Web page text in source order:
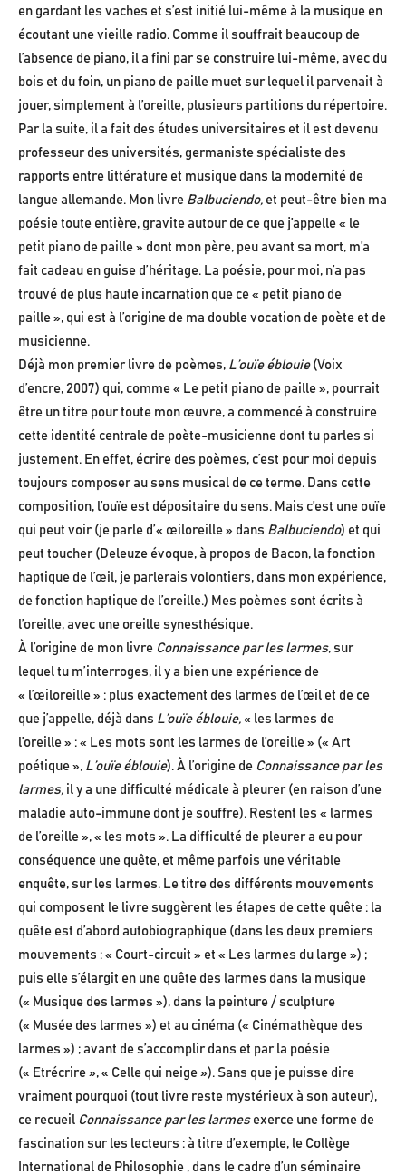
en gardant les vaches et s’est initié lui-même à la musique en
écoutant une vieille radio. Comme il souffrait beaucoup de
l’absence de piano, il a fini par se construire lui-même, avec du
bois et du foin, un piano de paille muet sur lequel il parvenait à
jouer, simplement à l’oreille, plusieurs partitions du répertoire.
Par la suite, il a fait des études universitaires et il est devenu
professeur des universités, germaniste spécialiste des
rapports entre littérature et musique dans la modernité de
langue allemande. Mon livre Balbuciendo, et peut-être bien ma
poésie toute entière, gravite autour de ce que j’appelle « le
petit piano de paille » dont mon père, peu avant sa mort, m’a
fait cadeau en guise d’héritage. La poésie, pour moi, n’a pas
trouvé de plus haute incarnation que ce « petit piano de
paille », qui est à l’origine de ma double vocation de poète et de
musicienne.
Déjà mon premier livre de poèmes, L’ouïe éblouie (Voix
d’encre, 2007) qui, comme « Le petit piano de paille », pourrait
être un titre pour toute mon œuvre, a commencé à construire
cette identité centrale de poète-musicienne dont tu parles si
justement. En effet, écrire des poèmes, c’est pour moi depuis
toujours composer au sens musical de ce terme. Dans cette
composition, l’ouïe est dépositaire du sens. Mais c’est une ouïe
qui peut voir (je parle d’« œiloreille » dans Balbuciendo) et qui
peut toucher (Deleuze évoque, à propos de Bacon, la fonction
haptique de l’œil, je parlerais volontiers, dans mon expérience,
de fonction haptique de l’oreille.) Mes poèmes sont écrits à
l’oreille, avec une oreille synesthésique.
À l’origine de mon livre Connaissance par les larmes, sur
lequel tu m’interroges, il y a bien une expérience de
« l’œiloreille » : plus exactement des larmes de l’œil et de ce
que j’appelle, déjà dans L’ouïe éblouie, « les larmes de
l’oreille » : « Les mots sont les larmes de l’oreille » (« Art
poétique », L’ouïe éblouie). À l’origine de Connaissance par les
larmes, il y a une difficulté médicale à pleurer (en raison d’une
maladie auto-immune dont je souffre). Restent les « larmes
de l’oreille », « les mots ». La difficulté de pleurer a eu pour
conséquence une quête, et même parfois une véritable
enquête, sur les larmes. Le titre des différents mouvements
qui composent le livre suggèrent les étapes de cette quête : la
quête est d’abord autobiographique (dans les deux premiers
mouvements : « Court-circuit » et « Les larmes du large ») ;
puis elle s’élargit en une quête des larmes dans la musique
(« Musique des larmes »), dans la peinture / sculpture
(« Musée des larmes ») et au cinéma (« Cinémathèque des
larmes ») ; avant de s’accomplir dans et par la poésie
(« Etrécrire », « Celle qui neige »). Sans que je puisse dire
vraiment pourquoi (tout livre reste mystérieux à son auteur),
ce recueil Connaissance par les larmes exerce une forme de
fascination sur les lecteurs : à titre d’exemple, le Collège
International de Philosophie , dans le cadre d’un séminaire